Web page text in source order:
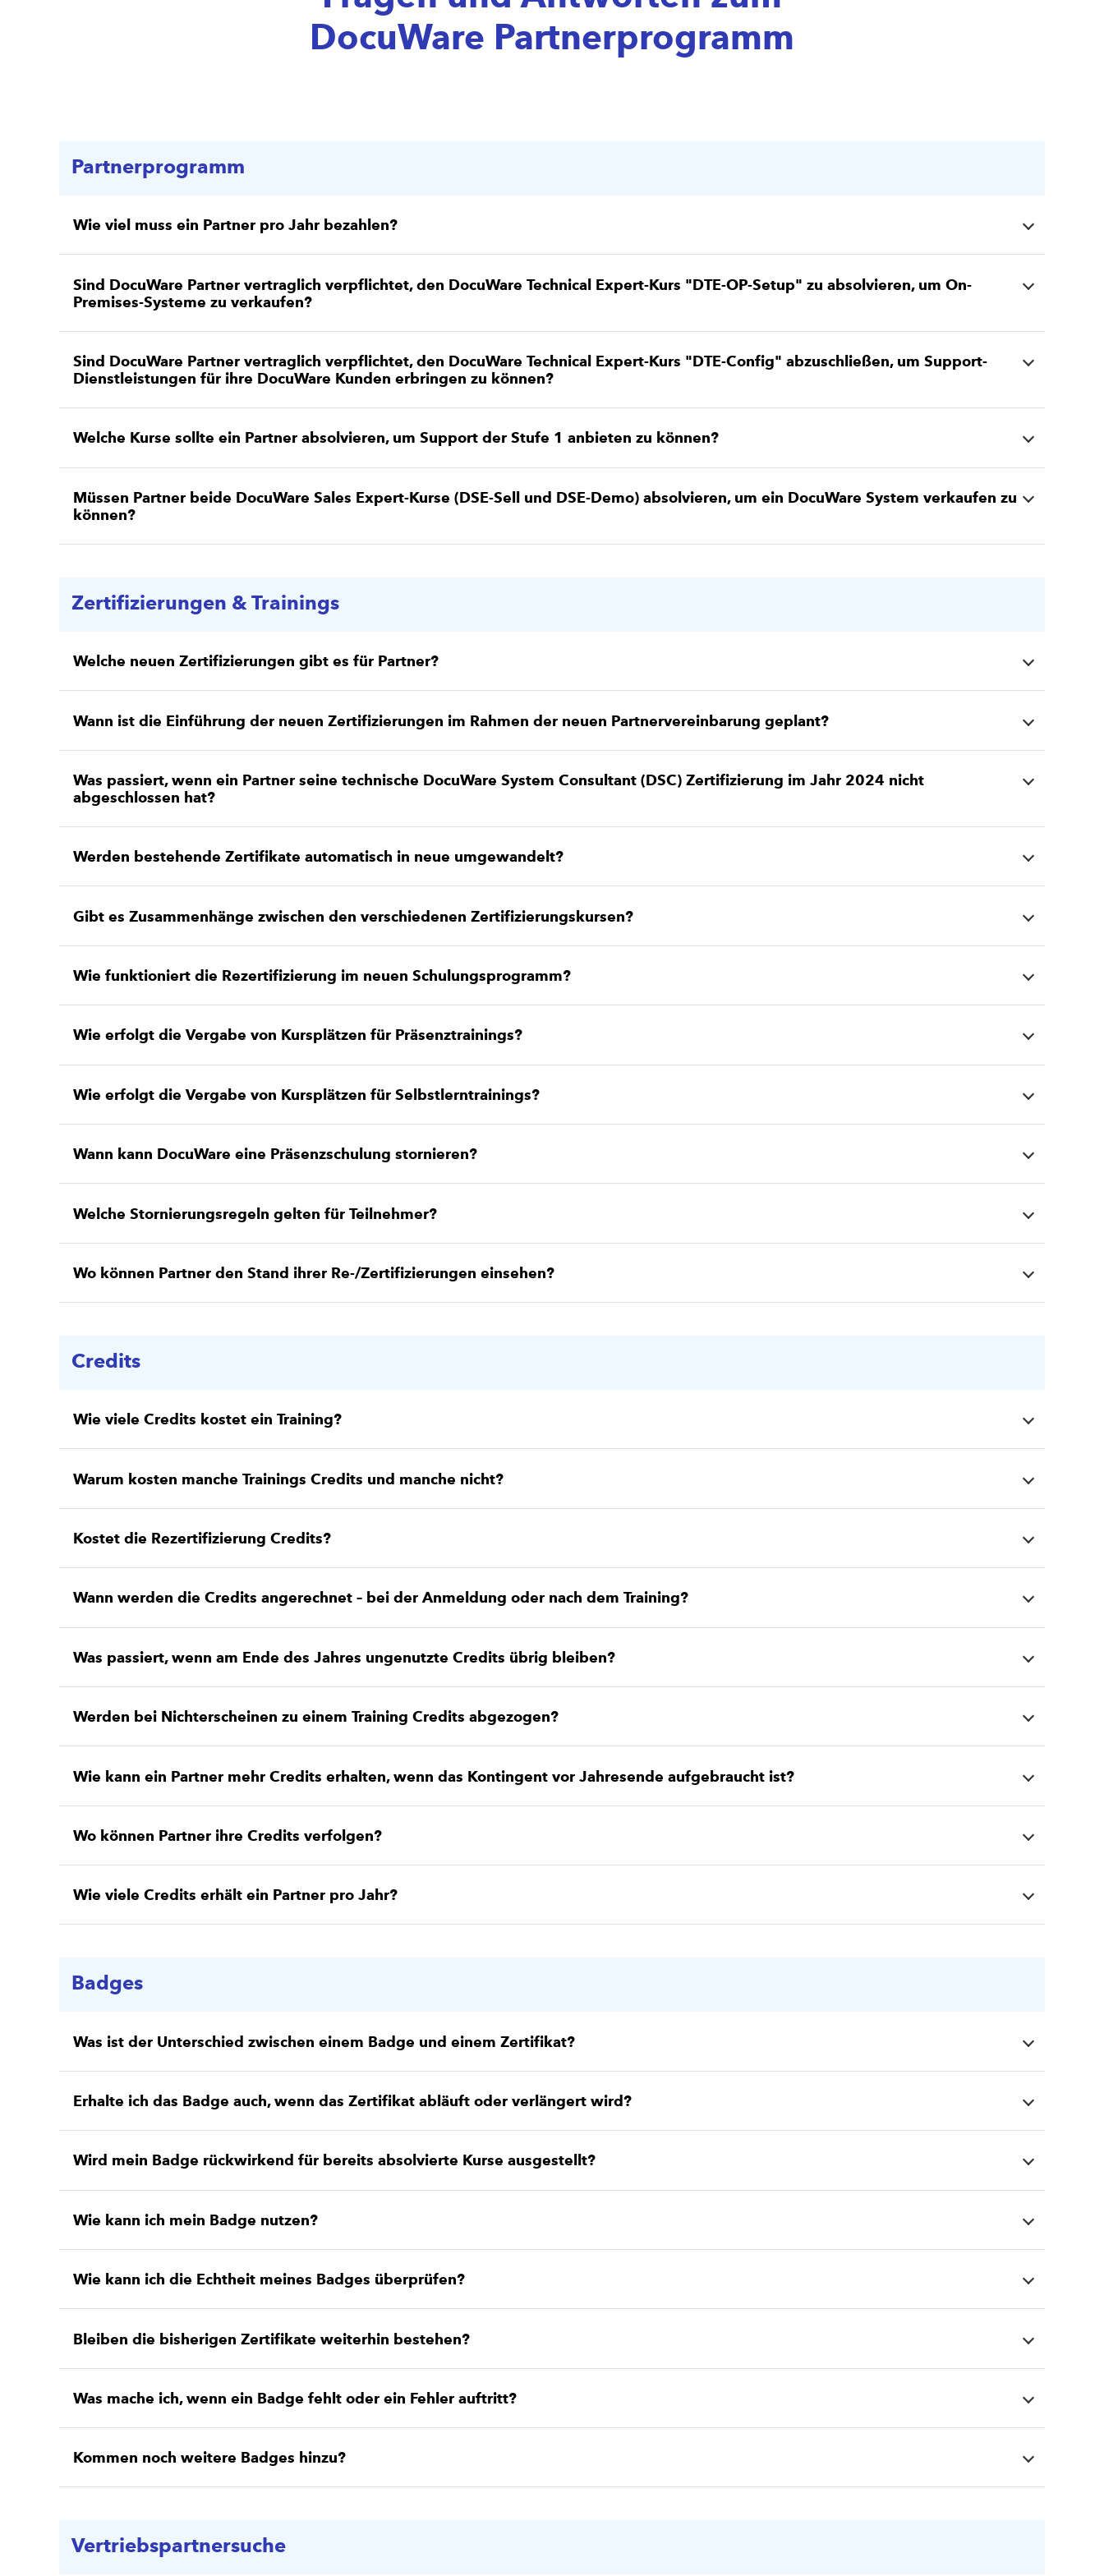
DocuWare Partnerprogramm
Partnerprogramm
Wie viel muss ein Partner pro Jahr bezahlen?
Sind DocuWare Partner vertraglich verpflichtet, den DocuWare Technical Expert-Kurs "DTE-OP-Setup" zu absolvieren, um On-
Premises-Systeme zu verkaufen?
Sind DocuWare Partner vertraglich verpflichtet, den DocuWare Technical Expert-Kurs "DTE-Config" abzuschließen, um Support-
Dienstleistungen für ihre DocuWare Kunden erbringen zu können?
Welche Kurse sollte ein Partner absolvieren, um Support der Stufe 1 anbieten zu können?
Müssen Partner beide DocuWare Sales Expert-Kurse (DSE-Sell und DSE-Demo) absolvieren, um ein DocuWare System verkaufen zu
können?
Zertifizierungen & Trainings
Welche neuen Zertifizierungen gibt es für Partner?
Wann ist die Einführung der neuen Zertifizierungen im Rahmen der neuen Partnervereinbarung geplant?
Was passiert, wenn ein Partner seine technische DocuWare System Consultant (DSC) Zertifizierung im Jahr 2024 nicht
abgeschlossen hat?
Werden bestehende Zertifikate automatisch in neue umgewandelt?
Gibt es Zusammenhänge zwischen den verschiedenen Zertifizierungskursen?
Wie funktioniert die Rezertifizierung im neuen Schulungsprogramm?
Wie erfolgt die Vergabe von Kursplätzen für Präsenztrainings?
Wie erfolgt die Vergabe von Kursplätzen für Selbstlerntrainings?
Wann kann DocuWare eine Präsenzschulung stornieren?
Welche Stornierungsregeln gelten für Teilnehmer?
Wo können Partner den Stand ihrer Re-/Zertifizierungen einsehen?
Credits
Wie viele Credits kostet ein Training?
Warum kosten manche Trainings Credits und manche nicht?
Kostet die Rezertifizierung Credits?
Wann werden die Credits angerechnet – bei der Anmeldung oder nach dem Training?
Was passiert, wenn am Ende des Jahres ungenutzte Credits übrig bleiben?
Werden bei Nichterscheinen zu einem Training Credits abgezogen?
Wie kann ein Partner mehr Credits erhalten, wenn das Kontingent vor Jahresende aufgebraucht ist?
Wo können Partner ihre Credits verfolgen?
Wie viele Credits erhält ein Partner pro Jahr?
Badges
Was ist der Unterschied zwischen einem Badge und einem Zertifikat?
Erhalte ich das Badge auch, wenn das Zertifikat abläuft oder verlängert wird?
Wird mein Badge rückwirkend für bereits absolvierte Kurse ausgestellt?
Wie kann ich mein Badge nutzen?
Wie kann ich die Echtheit meines Badges überprüfen?
Bleiben die bisherigen Zertifikate weiterhin bestehen?
Was mache ich, wenn ein Badge fehlt oder ein Fehler auftritt?
Kommen noch weitere Badges hinzu?
Vertriebspartnersuche